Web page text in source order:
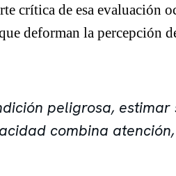
crítica de esa evaluación
deforman la percepción
peligrosa,
combina